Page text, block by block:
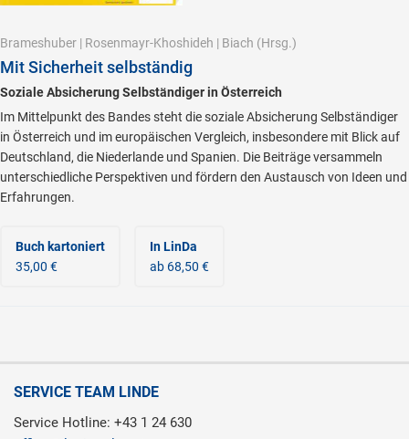
Brameshuber | Rosenmayr-Khoshideh | Biach (Hrsg.)
Mit Sicherheit selbständig
Soziale Absicherung Selbständiger in Österreich
Im Mittelpunkt des Bandes steht die soziale Absicherung Selbständiger
in Österreich und im europäischen Vergleich, insbesondere mit Blick auf
Deutschland, die Niederlande und Spanien. Die Beiträge versammeln
unterschiedliche Perspektiven und fördern den Austausch von Ideen und
Erfahrungen.
Buch kartoniert
35,00 €
In LinDa
ab 68,50 €
SERVICE TEAM LINDE
Service Hotline: +43 1 24 630